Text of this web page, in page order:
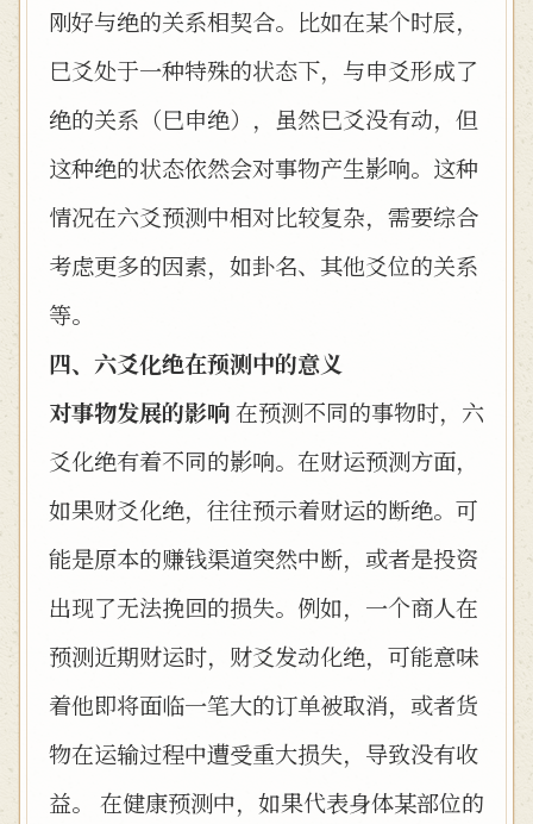
刚好与绝的关系相契合。比如在某个时辰，
巳爻处于一种特殊的状态下，与申爻形成了
绝的关系（巳申绝），虽然巳爻没有动，但
这种绝的状态依然会对事物产生影响。这种
情况在六爻预测中相对比较复杂，需要综合
考虑更多的因素，如卦名、其他爻位的关系
等。
四、六爻化绝在预测中的意义
对事物发展的影响在预测不同的事物时，六
爻化绝有着不同的影响。在财运预测方面，
如果财爻化绝，往往预示着财运的断绝。可
能是原本的赚钱渠道突然中断，或者是投资
出现了无法挽回的损失。例如，一个商人在
预测近期财运时，财爻发动化绝，可能意味
着他即将面临一笔大的订单被取消，或者货
物在运输过程中遭受重大损失，导致没有收
益。 在健康预测中，如果代表身体某部位的